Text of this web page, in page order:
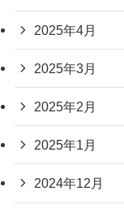
2025年4月
2025年3月
2025年2月
2025年1月
2024年12月